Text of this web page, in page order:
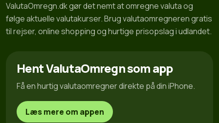
ValutaOmregn.dk gør det nemt at omregne valuta og
følge aktuelle valutakurser. Brug valutaomregneren gratis
til rejser, online shopping og hurtige prisopslag i udlandet.
Hent ValutaOmregn som app
Få en hurtig valutaomregner direkte på din iPhone.
Læs mere om appen